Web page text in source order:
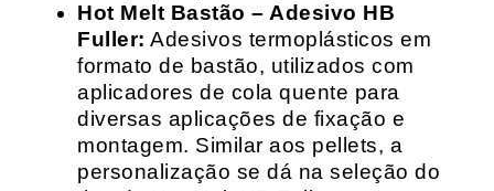
Hot Melt Bastão – Adesivo HB
Fuller: Adesivos termoplásticos em
formato de bastão, utilizados com
aplicadores de cola quente para
diversas aplicações de fixação e
montagem. Similar aos pellets, a
personalização se dá na seleção do